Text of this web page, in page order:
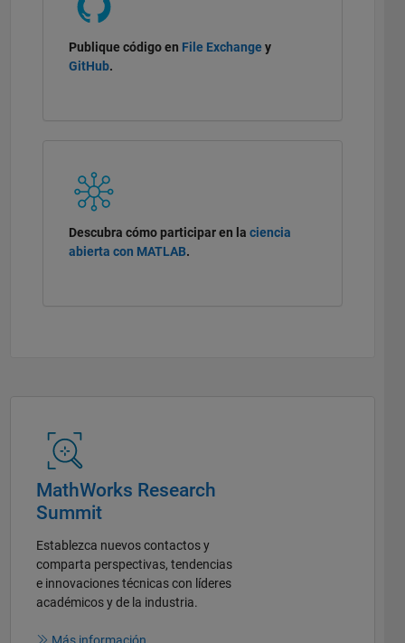
Publique código en File Exchange y
GitHub.
Descubra cómo participar en la ciencia
abierta con MATLAB.
MathWorks Research
Summit
Establezca nuevos contactos y
comparta perspectivas, tendencias
e innovaciones técnicas con líderes
académicos y de la industria.